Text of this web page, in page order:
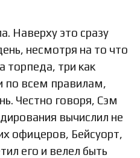
Наверху это сразу
несмотря на то что
торпеда, три как
по всем правилам,
Честно говоря, Сэм
вычислил не
офицеров, Бейсуорт,
его и велел быть